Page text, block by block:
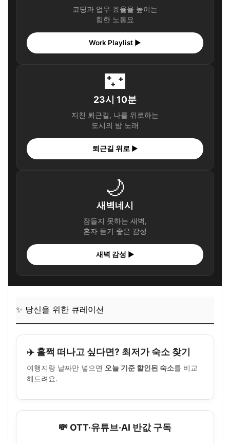
코딩과 업무 효율을 높이는
힙한 노동요
Work Playlist ▶
🌃
23시 10분
지친 퇴근길, 나를 위로하는
도시의 밤 노래
퇴근길 위로 ▶
🌙
새벽네시
잠들지 못하는 새벽,
혼자 듣기 좋은 감성
새벽 감성 ▶
✨ 당신을 위한 큐레이션
✈️ 훌쩍 떠나고 싶다면? 최저가 숙소 찾기
여행지랑 날짜만 넣으면 오늘 기준 할인된 숙소를 비교
해드려요.
💸 OTT·유튜브·AI 반값 구독